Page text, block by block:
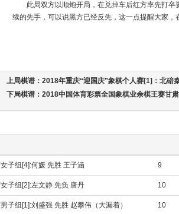
此局双方以顺炮开局，在兑掉车后红方率先打
续的先手，可以说黑方已经反先，这一点提醒大家，
上局棋谱： 2018年重庆“迎国庆”象棋个人赛[1]：北碚
下局棋谱： 2018中国体育彩票全国象棋业余棋王赛甘
子组[4]:何媛 先胜 王子涵 9
子组[2]:左文静 先负 唐丹 10
子组[1]:刘盛强 先胜 赵攀伟（大漏着） 10